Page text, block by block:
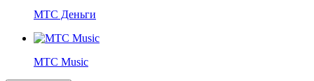
МТС Деньги
МТС Music